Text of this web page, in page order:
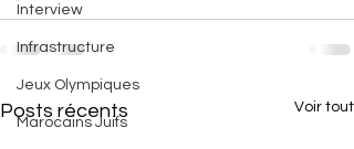
Interview
Infrastructure
Jeux Olympiques
Marocains Juifs
Posts récents Voir tout